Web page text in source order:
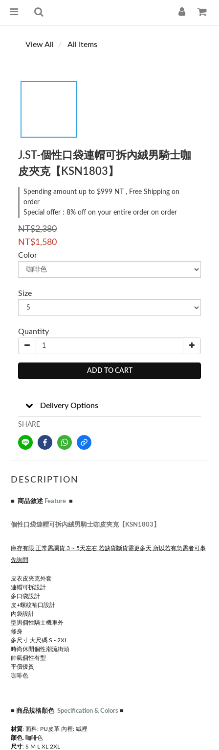
View All All Items
J.ST-個性口袋連帽可拆內絨男騎士咖
皮夾克【KSN1803】
Spending amount up to $999 NT , Free Shipping on
order
Special offer : 8% off on your entire order on order
NT$2,380
NT$1,580
Color
Size
Quantity
ADD TO CART
Delivery Options
SHARE
DESCRIPTION
■ 商品敘述 Feature ■
個性口袋連帽可拆內絨男騎士咖皮夾克【KSN1803】
庫存有限 正常需調貨 3 ~ 5天左右 若缺貨斷貨需更多天 所以若有急需者可事
先詢問
皮衣皮夾克外套
連帽可拆設計
多口袋設計
皮+螺紋袖口設計
內袋設計
型男個性騎士機車外
修身
多尺寸 大尺碼 S - 2XL
時尚休閒個性潮流街頭
帥氣個性有型
平價優質
咖啡色
■ 商品規格顏色 Specification & Colors ■
材質: 面料: PU皮革 內裡: 絨裡
顏色: 咖啡色
尺寸: S M L XL 2XL